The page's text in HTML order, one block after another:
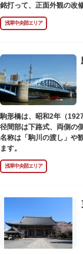
銘打って、正面外観の改
を再現する景観整備を進
浅草中央部エリア
駒形橋は、昭和2年（
径間部は下路式、両側の
名称は「駒川の渡し」や
ます。
浅草中央部エリア